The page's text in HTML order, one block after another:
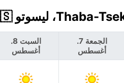
الجمعة 7.
أغسطس
السبت 8.
أغسطس